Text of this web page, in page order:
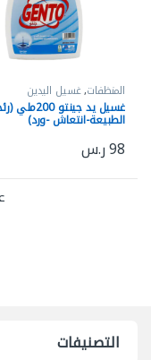
المنظفات,غسيل اليدين
غسيل يد جينتو
الطبيعة-انتعاش -ورد)
98ر.س
هناك العديد من
التصنيفات